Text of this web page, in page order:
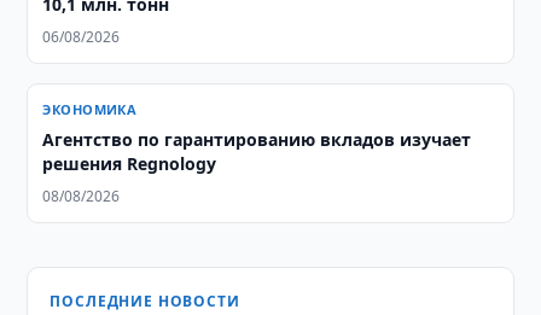
06/08/2026
ЭКОНОМИКА
Агентство по гарантированию вкладов изучает
решения Regnology
08/08/2026
ПОСЛЕДНИЕ НОВОСТИ